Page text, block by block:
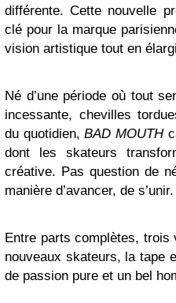
différente. Cette nouvelle
clé pour la marque
vision artistique tout en
Né d’une période où tout
incessante, chevilles
du quotidien,BAD MOUTH
dont les skateurs
créative. Pas question de
manière d’avancer, de s’unir.
Entre parts complètes, trois
nouveaux skateurs, la tape
de passion pure et un bel